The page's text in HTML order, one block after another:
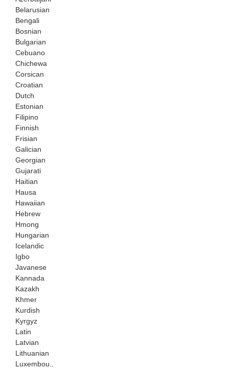
Belarusian
Bengali
Bosnian
Bulgarian
Cebuano
Chichewa
Corsican
Croatian
Dutch
Estonian
Filipino
Finnish
Frisian
Galician
Georgian
Gujarati
Haitian
Hausa
Hawaiian
Hebrew
Hmong
Hungarian
Icelandic
Igbo
Javanese
Kannada
Kazakh
Khmer
Kurdish
Kyrgyz
Latin
Latvian
Lithuanian
Luxembou..